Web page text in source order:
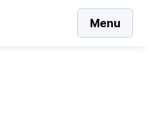
Menu